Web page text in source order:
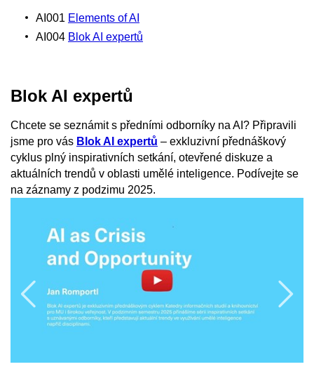
AI001 Elements of AI
AI004 Blok AI expertů
Blok AI expertů
Chcete se seznámit s předními odborníky na AI? Připravili
jsme pro vás Blok AI expertů – exkluzivní přednáškový
cyklus plný inspirativních setkání, otevřené diskuze a
aktuálních trendů v oblasti umělé inteligence. Podívejte se
na záznamy z podzimu 2025.
Povolit cookies a přehrát
Otevřít na youtube.com
Předchozí